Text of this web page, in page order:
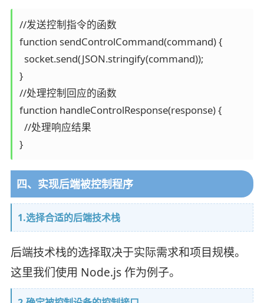
//发送控制指令的函数
function sendControlCommand(command) {
  socket.send(JSON.stringify(command));
}
//处理控制回应的函数
function handleControlResponse(response) {
  //处理响应结果
}
四、实现后端被控制程序
1.选择合适的后端技术栈
后端技术栈的选择取决于实际需求和项目规模。
这里我们使用 Node.js 作为例子。